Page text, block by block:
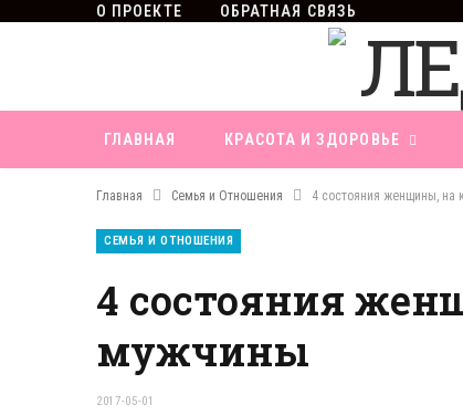
О ПРОЕКТЕ ОБРАТНАЯ СВЯЗЬ
ГЛАВНАЯ КРАСОТА И ЗДОРОВЬЕ
Главная Семья и Отношения 4 состояния женщины, на
СЕМЬЯ И ОТНОШЕНИЯ
4 состояния
мужчины
2017-05-01